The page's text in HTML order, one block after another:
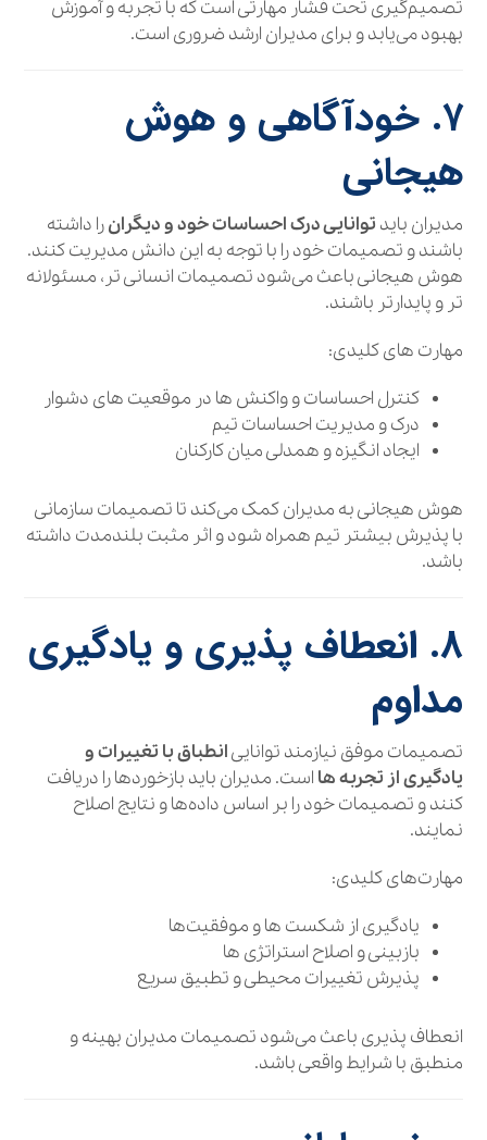
تصمیم‌گیری تحت فشار مهارتی است که با تجربه و آموزش
بهبود می‌یابد و برای مدیران ارشد ضروری است.
۷. خودآگاهی و هوش
هیجانی
مدیران باید توانایی درک احساسات خود و دیگرانرا داشته
باشند و تصمیمات خود را با توجه به این دانش مدیریت کنند.
هوش هیجانی باعث می‌شود تصمیمات انسانی‌ تر، مسئولانه‌
تر و پایدارتر باشند.
مهارت‌ های کلیدی:
کنترل احساسات و واکنش‌ ها در موقعیت‌ های دشوار
درک و مدیریت احساسات تیم
ایجاد انگیزه و همدلی میان کارکنان
هوش هیجانی به مدیران کمک می‌کند تا تصمیمات سازمانی
با پذیرش بیشتر تیم همراه شود و اثر مثبت بلندمدت داشته
باشد.
۸. انعطاف‌ پذیری و یادگیری
مداوم
تصمیمات موفق نیازمند تواناییانطباق با تغییرات و
یادگیری از تجربه‌ ها است. مدیران باید بازخوردها را دریافت
کنند و تصمیمات خود را بر اساس داده‌ها و نتایج اصلاح
نمایند.
مهارت‌های کلیدی:
یادگیری از شکست‌ ها و موفقیت‌ها
بازبینی و اصلاح استراتژی‌ ها
پذیرش تغییرات محیطی و تطبیق سریع
انعطاف‌ پذیری باعث می‌شود تصمیمات مدیران بهینه و
منطبق با شرایط واقعی باشد.